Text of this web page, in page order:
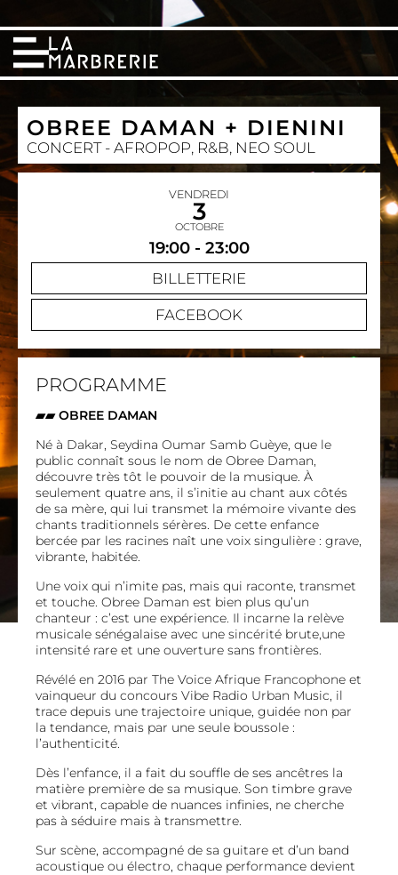
OBREE DAMAN + DIENINI
CONCERT - AFROPOP, R&B, NEO SOUL
VENDREDI
3
OCTOBRE
19:00 - 23:00
BILLETTERIE
FACEBOOK
PROGRAMME
▰▰OBREE DAMAN
Né à Dakar, Seydina Oumar Samb Guèye, que le
public connaît sous le nom de Obree Daman,
découvre très tôt le pouvoir de la musique. À
seulement quatre ans, il s’initie au chant aux côtés
de sa mère, qui lui transmet la mémoire vivante des
chants traditionnels sérères. De cette enfance
bercée par les racines naît une voix singulière : grave,
vibrante, habitée.
Une voix qui n’imite pas, mais qui raconte, transmet
et touche. Obree Daman est bien plus qu’un
chanteur : c’est une expérience. Il incarne la relève
musicale sénégalaise avec une sincérité brute,une
intensité rare et une ouverture sans frontières.
Révélé en 2016 par The Voice Afrique Francophone et
vainqueur du concours Vibe Radio Urban Music, il
trace depuis une trajectoire unique, guidée non par
la tendance, mais par une seule boussole :
l’authenticité.
Dès l’enfance, il a fait du souffle de ses ancêtres la
matière première de sa musique. Son timbre grave
et vibrant, capable de nuances infinies, ne cherche
pas à séduire mais à transmettre.
Sur scène, accompagné de sa guitare et d’un band
acoustique ou électro, chaque performance devient